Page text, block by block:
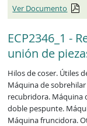
Ver Documento
ECP2346_1 -
unión de
Hilos de coser. Útiles
Máquina de
recubridora. Máquina
doble pespunte.
Máquina fruncidora.